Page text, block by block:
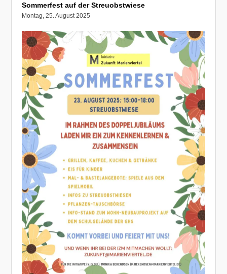
Sommerfest auf der Streuobstwiese
Montag, 25. August 2025